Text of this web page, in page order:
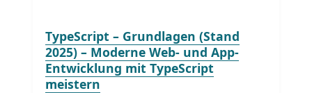
TypeScript – Grundlagen (Stand
2025) – Moderne Web- und App-
Entwicklung mit TypeScript
meistern